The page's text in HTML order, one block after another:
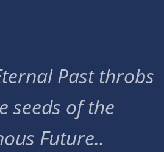
Past throbs
seeds of the
Future..